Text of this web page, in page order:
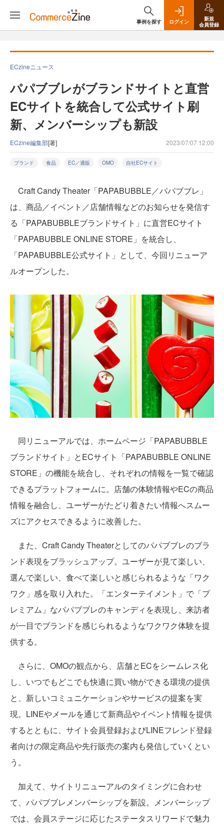
事例を探す ログイン
新規
会員登録
ECzineニュース
パパブブレがブランドサイトと直営
ECサイトを統合して公式サイト刷
新、メンバーシップも新設
ECzine編集部[著] 2023/07/07 12:00
ブランド 食品 EC／通販 OMO 自社ECサイト
Craft Candy Theater「PAPABUBBLE／パパブブレ」
は、商品／イベント／店舗情報などのお知らせを発信す
る「PAPABUBBLEブランドサイト」に直営ECサイト
「PAPABUBBLE ONLINE STORE」を統合し、
「PAPABUBBLE公式サイト」として、今回リニューア
ルオープンした。
同リニューアルでは、ホームページ「PAPABUBBLE
ブランドサイト」とECサイト「PAPABUBBLE ONLINE
STORE」の機能を統合し、それぞれの情報を一覧で確認
できるプラットフォームに。店舗の体験情報やECの商品
情報を融合し、ユーザーがたどり着きたい情報へスムー
ズにアクセスできるように改善した。
また、Craft Candy Theaterとしてのパパブブレのブラ
ンド表現をブラッシュアップ。ユーザーが見て楽しい、
選んで楽しい、食べて楽しいと感じられるような「ワク
ワク」感を取り入れた。「エンターテイメント」で「プ
レミアム」なパパブブレのキャンディを表現し、来訪者
が一目でブランドを感じられるようなワクワク体験を提
供する。
さらに、OMOの観点から、店舗とECをシームレス化
し、いつでもどこでも快適に買い物ができる環境の提供
と、新しいコミュニケーションやサービスの提案を実
現。LINEやメールを通じて新商品やイベント情報を提供
するとともに、サイト会員登録およびLINEフレンド登録
者向けの限定商品や先行販売の案内も発信していくとい
う。
加えて、サイトリニューアルのタイミングに合わせ
て、パパブブレメンバーシップを新設。メンバーシップ
では、会員ステージに応じたステータスリワードで魅力